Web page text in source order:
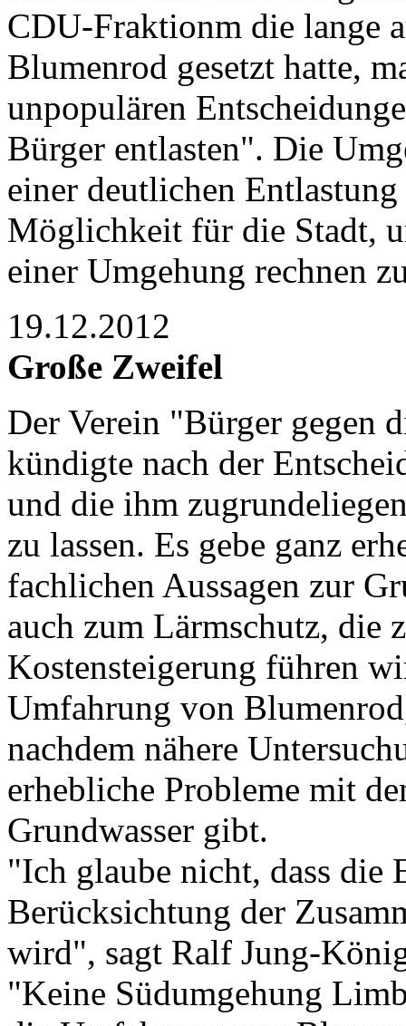
CDU-Fraktionm die lange
Blumenrod gesetzt hatte,
unpopulären
Bürger entlasten". Die
einer deutlichen
Möglichkeit für die Stadt,
einer Umgehung rechnen
19.12.2012
Große Zweifel
Der Verein "Bürger gegen
kündigte nach der
und die ihm
zu lassen. Es gebe ganz
fachlichen Aussagen zur
auch zum Lärmschutz, die
Kostensteigerung führen
Umfahrung von
nachdem nähere
erhebliche Probleme mit
Grundwasser gibt.
"Ich glaube nicht, dass die
Berücksichtung der
wird", sagt Ralf Jung-
"Keine Südumgehung